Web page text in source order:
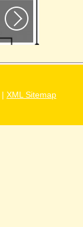
| XML Sitemap